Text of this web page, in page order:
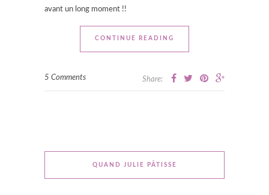
avant un long moment !!
CONTINUE READING
5 Comments Share:
QUAND JULIE PÂTISSE